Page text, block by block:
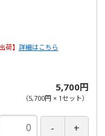
荷】 詳細はこちら
5,700円
（5,700円× 1セット）